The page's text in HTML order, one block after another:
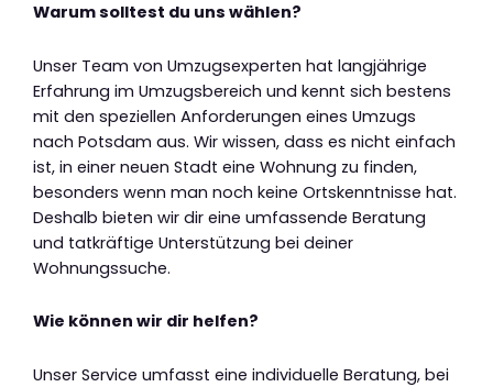
Warum solltest du uns wählen?
Unser Team von Umzugsexperten hat langjährige
Erfahrung im Umzugsbereich und kennt sich bestens
mit den speziellen Anforderungen eines Umzugs
nach Potsdam aus. Wir wissen, dass es nicht einfach
ist, in einer neuen Stadt eine Wohnung zu finden,
besonders wenn man noch keine Ortskenntnisse hat.
Deshalb bieten wir dir eine umfassende Beratung
und tatkräftige Unterstützung bei deiner
Wohnungssuche.
Wie können wir dir helfen?
Unser Service umfasst eine individuelle Beratung, bei